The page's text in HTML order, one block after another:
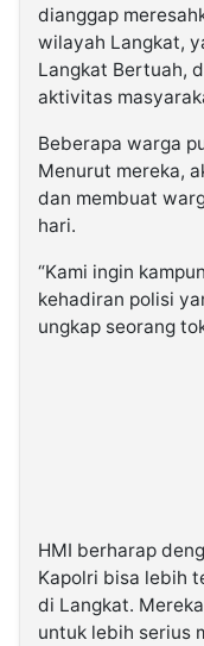
dianggap
wilayah Langkat,
Langkat Bertuah,
aktivitas
Beberapa warga
Menurut mereka,
dan membuat
hari.
“Kami ingin
kehadiran polisi
ungkap seorang
HMI berharap
Kapolri bisa lebih
di Langkat.
untuk lebih serius